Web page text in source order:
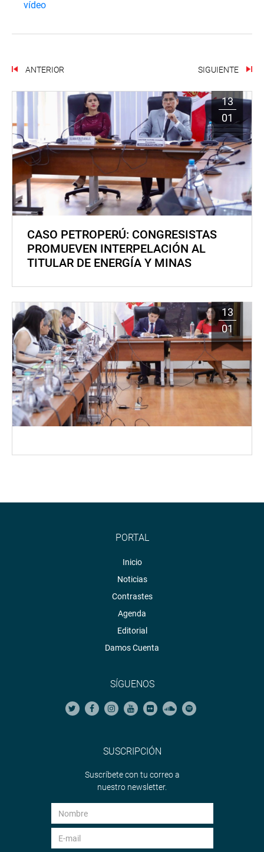
vídeo
ANTERIOR SIGUIENTE
13
01
CASO PETROPERÚ: CONGRESISTAS
PROMUEVEN INTERPELACIÓN AL
TITULAR DE ENERGÍA Y MINAS
13
01
PORTAL
Inicio
Noticias
Contrastes
Agenda
Editorial
Damos Cuenta
SÍGUENOS
SUSCRIPCIÓN
Suscríbete con tu correo a
nuestro newsletter.